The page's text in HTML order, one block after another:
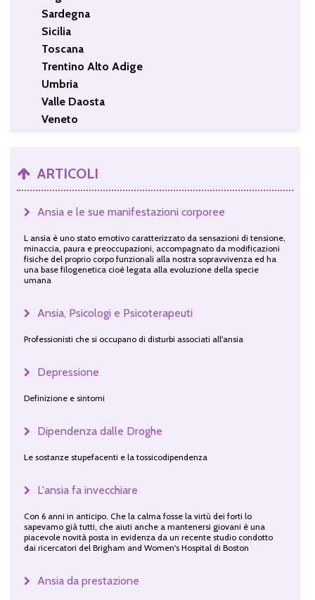
Sardegna
Sicilia
Toscana
Trentino Alto Adige
Umbria
Valle Daosta
Veneto
ARTICOLI
Ansia e le sue manifestazioni corporee
L ansia è uno stato emotivo caratterizzato da sensazioni di tensione,
minaccia, paura e preoccupazioni, accompagnato da modificazioni
fisiche del proprio corpo funzionali alla nostra sopravvivenza ed ha
una base filogenetica cioè legata alla evoluzione della specie
umana
Ansia, Psicologi e Psicoterapeuti
Professionisti che si occupano di disturbi associati all'ansia
Depressione
Definizione e sintomi
Dipendenza dalle Droghe
Le sostanze stupefacenti e la tossicodipendenza
L'ansia fa invecchiare
Con 6 anni in anticipo. Che la calma fosse la virtù dei forti lo
sapevamo già tutti, che aiuti anche a mantenersi giovani è una
piacevole novità posta in evidenza da un recente studio condotto
dai ricercatori del Brigham and Women's Hospital di Boston
Ansia da prestazione